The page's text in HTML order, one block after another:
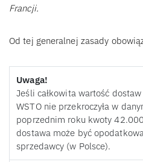
Francji.
Od tej generalnej zasady
Uwaga!
Jeśli całkowita wartość
WSTO nie przekroczyła w
poprzednim roku kwoty
dostawa może być
sprzedawcy (w Polsce).